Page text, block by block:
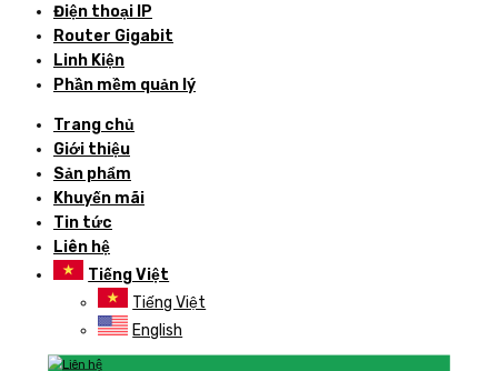
Điện thoại IP
Router Gigabit
Linh Kiện
Phần mềm quản lý
Trang chủ
Giới thiệu
Sản phẩm
Khuyến mãi
Tin tức
Liên hệ
Tiếng Việt
Tiếng Việt
English